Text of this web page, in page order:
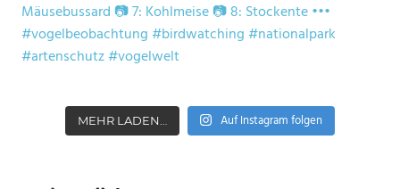
MEHR LADEN… Auf Instagram folgen